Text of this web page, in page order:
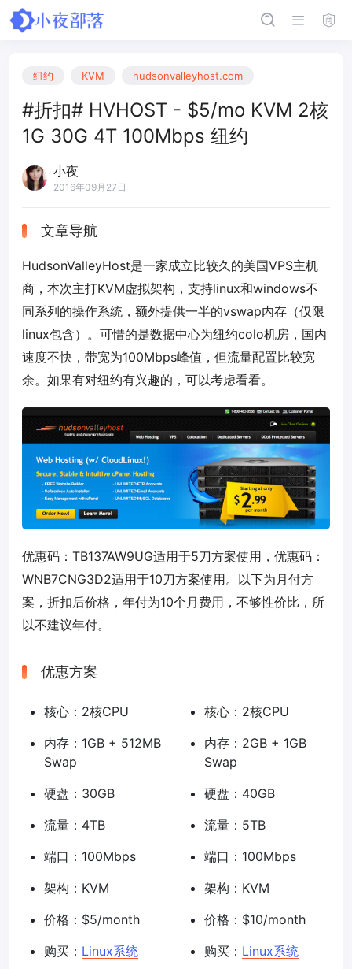
纽约 KVM hudsonvalleyhost.com
#折扣# HVHOST - $5/mo KVM 2核
1G 30G 4T 100Mbps 纽约
小夜
2016年09月27日
文章导航
HudsonValleyHost是一家成立比较久的美国VPS主机
商，本次主打KVM虚拟架构，支持linux和windows不
同系列的操作系统，额外提供一半的vswap内存（仅限
linux包含）。可惜的是数据中心为纽约colo机房，国内
速度不快，带宽为100Mbps峰值，但流量配置比较宽
余。如果有对纽约有兴趣的，可以考虑看看。
优惠码： TB137AW9UG适用于5刀方案使用，优惠码：
WNB7CNG3D2适用于10刀方案使用。以下为月付方
案，折扣后价格，年付为10个月费用，不够性价比，所
以不建议年付。
优惠方案
核心：2核CPU
内存：1GB + 512MB
Swap
硬盘：30GB
流量：4TB
端口：100Mbps
架构：KVM
价格：$5/month
购买： Linux系统
核心：2核CPU
内存：2GB + 1GB
Swap
硬盘：40GB
流量：5TB
端口：100Mbps
架构：KVM
价格：$10/month
购买： Linux系统